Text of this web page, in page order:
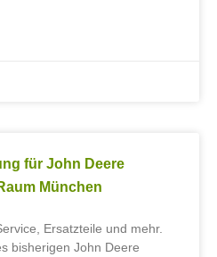
für John Deere
München
Ersatzteile und mehr.
bisherigen John Deere